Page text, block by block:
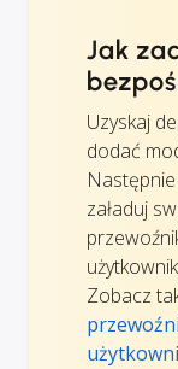
Jak
Uzyskaj
dodać
załaduj
Zobacz